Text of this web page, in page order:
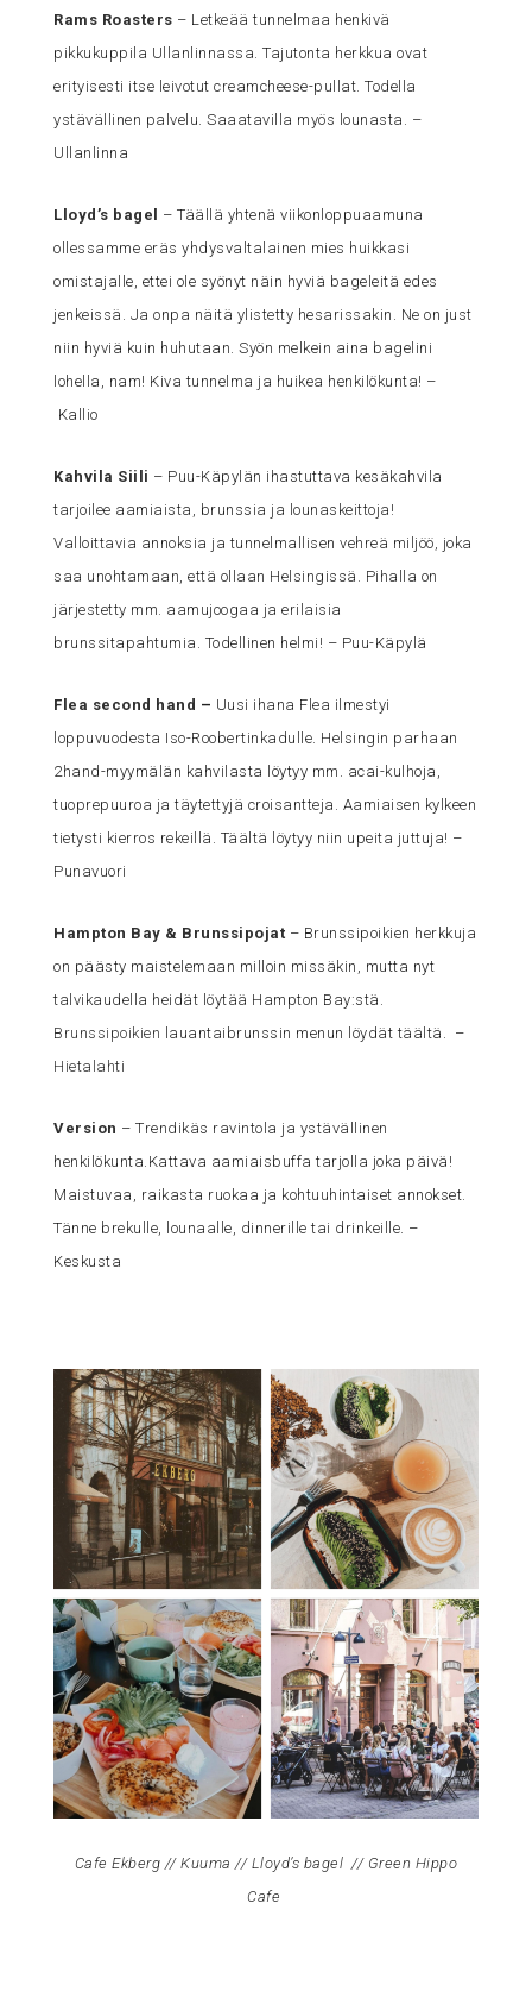
Rams Roasters – Letkeää tunnelmaa henkivä
pikkukuppila Ullanlinnassa. Tajutonta herkkua ovat
erityisesti itse leivotut creamcheese-pullat. Todella
ystävällinen palvelu. Saaatavilla myös lounasta. –
Ullanlinna
Lloyd’s bagel
– Täällä yhtenä viikonloppuaamuna
ollessamme eräs yhdysvaltalainen mies huikkasi
omistajalle, ettei ole syönyt näin hyviä bageleitä edes
jenkeissä. Ja onpa näitä ylistetty hesarissakin. Ne on just
niin hyviä kuin huhutaan. Syön melkein aina bagelini
lohella, nam! Kiva tunnelma ja huikea henkilökunta! –
Kallio
Kahvila Siili – Puu-Käpylän ihastuttava kesäkahvila
tarjoilee aamiaista, brunssia ja lounaskeittoja!
Valloittavia annoksia ja tunnelmallisen vehreä miljöö, joka
saa unohtamaan, että ollaan Helsingissä. Pihalla on
järjestetty mm. aamujoogaa ja erilaisia
brunssitapahtumia. Todellinen helmi! – Puu-Käpylä
Flea second hand – Uusi ihana Flea ilmestyi
loppuvuodesta Iso-Roobertinkadulle. Helsingin parhaan
2hand-myymälän kahvilasta löytyy mm. acai-kulhoja,
tuoprepuuroa ja täytettyjä croisantteja. Aamiaisen kylkeen
tietysti kierros rekeillä. Täältä löytyy niin upeita juttuja! –
Punavuori
Hampton Bay & Brunssipojat – Brunssipoikien herkkuja
on päästy maistelemaan milloin missäkin, mutta nyt
talvikaudella heidät löytää Hampton Bay:stä.
Brunssipoikien lauantaibrunssin menun löydät täältä. –
Hietalahti
Version – Trendikäs ravintola ja ystävällinen
henkilökunta.Kattava aamiaisbuffa tarjolla joka päivä!
Maistuvaa, raikasta ruokaa ja kohtuuhintaiset annokset.
Tänne brekulle, lounaalle, dinnerille tai drinkeille. –
Keskusta
Cafe Ekberg //Kuuma // Lloyd’s bagel // Green Hippo
Cafe